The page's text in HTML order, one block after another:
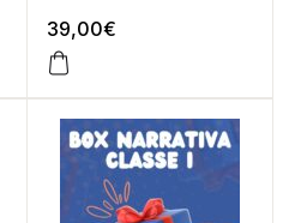
39,00€